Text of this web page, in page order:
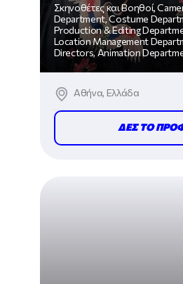
Σκηνοθέτες και Βοηθοί,
Department, Costume
Production & Editing
Location Management
Directors, Animation
Αθήνα, Ελλάδα
ΔΕΣ ΤΟ